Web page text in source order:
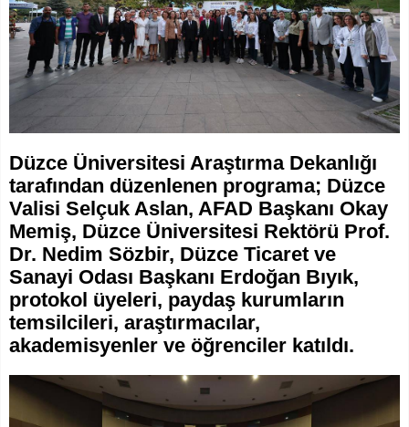
Düzce Üniversitesi Araştırma Dekanlığı
tarafından düzenlenen programa; Düzce
Valisi Selçuk Aslan, AFAD Başkanı Okay
Memiş, Düzce Üniversitesi Rektörü Prof.
Dr. Nedim Sözbir, Düzce Ticaret ve
Sanayi Odası Başkanı Erdoğan Bıyık,
protokol üyeleri, paydaş kurumların
temsilcileri, araştırmacılar,
akademisyenler ve öğrenciler katıldı.